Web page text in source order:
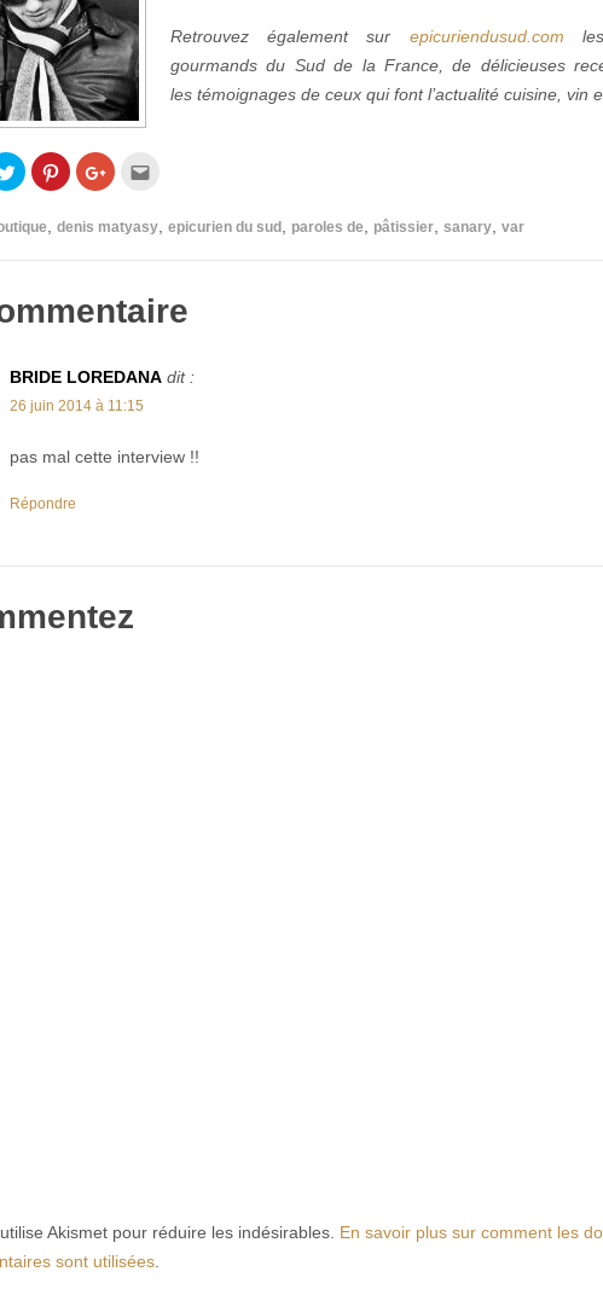
Retrouvez également sur epicuriendusud.com les
gourmands du Sud de la France, de délicieuses
les témoignages de ceux qui font l’actualité cuisine, vin
Cliquez
pour
partager
Twitter(ouvre
dans
Cliquez
pour
partager
Pinterest(ouvre
Cliquez
pour
Google+
(ouvre
fenêtre)
e-
mail
dans
une
nouvelle
denis matyasy epicurien du sud paroles de pâtissier sanary var
BRIDE LOREDANA dit :
26 juin 2014 à 11:15
pas mal cette interview !!
Répondre
Akismet pour réduire les indésirables. En savoir plus sur comment les
sont utilisées